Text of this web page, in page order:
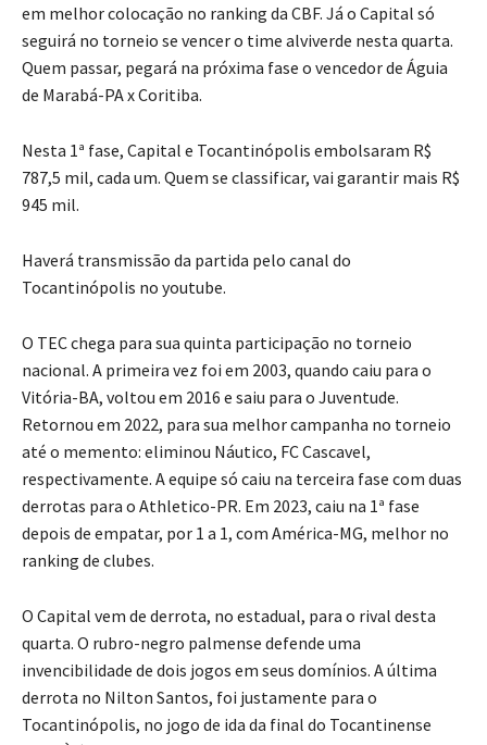
em melhor colocação no ranking da CBF. Já o Capital só
seguirá no torneio se vencer o time alviverde nesta quarta.
Quem passar, pegará na próxima fase o vencedor de Águia
de Marabá-PA x Coritiba.
Nesta 1ª fase, Capital e Tocantinópolis embolsaram R$
787,5 mil, cada um. Quem se classificar, vai garantir mais R$
945 mil.
Haverá transmissão da partida pelo canal do
Tocantinópolis no youtube.
O TEC chega para sua quinta participação no torneio
nacional. A primeira vez foi em 2003, quando caiu para o
Vitória-BA, voltou em 2016 e saiu para o Juventude.
Retornou em 2022, para sua melhor campanha no torneio
até o memento: eliminou Náutico, FC Cascavel,
respectivamente. A equipe só caiu na terceira fase com duas
derrotas para o Athletico-PR. Em 2023, caiu na 1ª fase
depois de empatar, por 1 a 1, com América-MG, melhor no
ranking de clubes.
O Capital vem de derrota, no estadual, para o rival desta
quarta. O rubro-negro palmense defende uma
invencibilidade de dois jogos em seus domínios. A última
derrota no Nilton Santos, foi justamente para o
Tocantinópolis, no jogo de ida da final do Tocantinense